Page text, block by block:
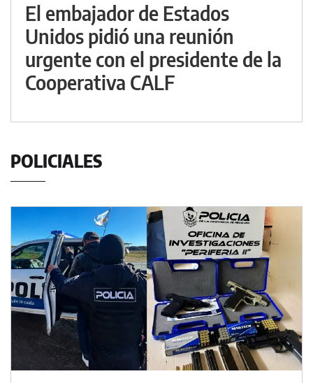
El embajador de Estados
Unidos pidió una reunión
urgente con el presidente de la
Cooperativa CALF
POLICIALES